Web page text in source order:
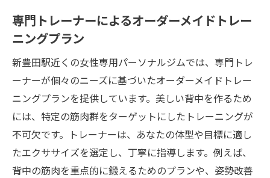
背中を目指す
無理のないトレーニングプログラム
短時間でも効果を実感できるエクササイズ
アフターフォローも万全なサポート体制
栄養指導で内側からも美をサポート
女性専用施設ならではの配慮
通いやすい立地と営業時間
美背中づくりは新豊田駅にある女性専用パーソ
専門トレーナーによるオーダーメイドトレー
ニングプラン
新豊田駅近くの女性専用パーソナルジムでは、専門トレ
ーナーが個々のニーズに基づいたオーダーメイドトレー
ニングプランを提供しています。美しい背中を作るため
には、特定の筋肉群をターゲットにしたトレーニングが
不可欠です。トレーナーは、あなたの体型や目標に適し
たエクササイズを選定し、丁寧に指導します。例えば、
背中の筋肉を重点的に鍛えるためのプランや、姿勢改善